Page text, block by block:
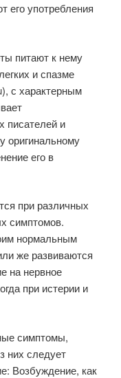
его употребления
питают к нему
и спазме
с характерным
писателей и
оригинальному
его в
при различных
симптомов.
нормальным
же развиваются
на нервное
при истерии и
симптомы,
них следует
Возбуждение, как